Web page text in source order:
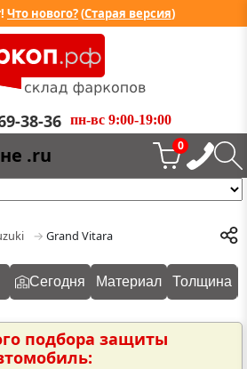
Что нового?(Старая версия)
38-36 пн-вс 9:00-19:00
не .ru 0
Grand Vitara
Сегодня Материал Толщина
подбора защиты